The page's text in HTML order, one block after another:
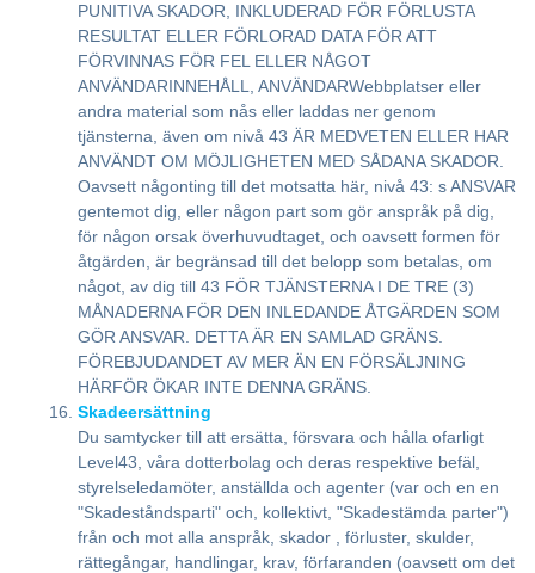
PUNITIVA SKADOR, INKLUDERAD FÖR FÖRLUSTA
RESULTAT ELLER FÖRLORAD DATA FÖR ATT
FÖRVINNAS FÖR FEL ELLER NÅGOT
ANVÄNDARINNEHÅLL, ANVÄNDARWebbplatser eller
andra material som nås eller laddas ner genom
tjänsterna, även om nivå 43 ÄR MEDVETEN ELLER HAR
ANVÄNDT OM MÖJLIGHETEN MED SÅDANA SKADOR.
Oavsett någonting till det motsatta här, nivå 43: s ANSVAR
gentemot dig, eller någon part som gör anspråk på dig,
för någon orsak överhuvudtaget, och oavsett formen för
åtgärden, är begränsad till det belopp som betalas, om
något, av dig till 43 FÖR TJÄNSTERNA I DE TRE (3)
MÅNADERNA FÖR DEN INLEDANDE ÅTGÄRDEN SOM
GÖR ANSVAR. DETTA ÄR EN SAMLAD GRÄNS.
FÖREBJUDANDET AV MER ÄN EN FÖRSÄLJNING
HÄRFÖR ÖKAR INTE DENNA GRÄNS.
Skadeersättning
Du samtycker till att ersätta, försvara och hålla ofarligt
Level43, våra dotterbolag och deras respektive befäl,
styrelseledamöter, anställda och agenter (var och en en
"Skadeståndsparti" och, kollektivt, "Skadestämda parter")
från och mot alla anspråk, skador , förluster, skulder,
rättegångar, handlingar, krav, förfaranden (oavsett om det